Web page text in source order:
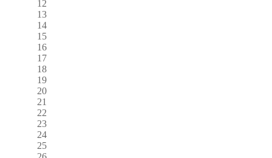
12
13
14
15
16
17
18
19
20
21
22
23
24
25